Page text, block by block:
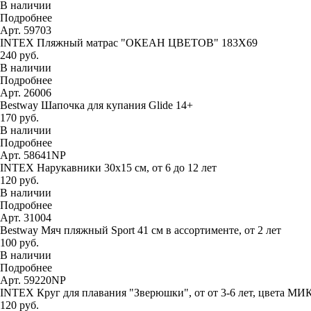
В наличии
Подробнее
Арт. 59703
INTEX Пляжный матрас "ОКЕАН ЦВЕТОВ" 183Х69
240 руб.
В наличии
Подробнее
Арт. 26006
Bestway Шапочка для купания Glide 14+
170 руб.
В наличии
Подробнее
Арт. 58641NP
INTEX Нарукавники 30х15 см, от 6 до 12 лет
120 руб.
В наличии
Подробнее
Арт. 31004
Bestway Мяч пляжный Sport 41 см в ассортименте, от 2 лет
100 руб.
В наличии
Подробнее
Арт. 59220NP
INTEX Круг для плавания "Зверюшки", от от 3-6 лет, цвета
120 руб.